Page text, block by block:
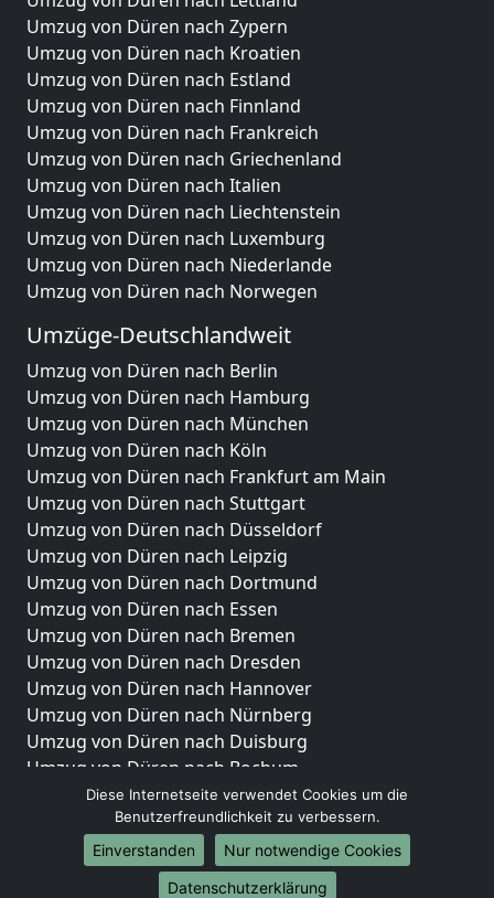
Umzug von Düren nach Zypern
Umzug von Düren nach Kroatien
Umzug von Düren nach Estland
Umzug von Düren nach Finnland
Umzug von Düren nach Frankreich
Umzug von Düren nach Griechenland
Umzug von Düren nach Italien
Umzug von Düren nach Liechtenstein
Umzug von Düren nach Luxemburg
Umzug von Düren nach Niederlande
Umzug von Düren nach Norwegen
Umzüge-Deutschlandweit
Umzug von Düren nach Berlin
Umzug von Düren nach Hamburg
Umzug von Düren nach München
Umzug von Düren nach Köln
Umzug von Düren nach Frankfurt am Main
Umzug von Düren nach Stuttgart
Umzug von Düren nach Düsseldorf
Umzug von Düren nach Leipzig
Umzug von Düren nach Dortmund
Umzug von Düren nach Essen
Umzug von Düren nach Bremen
Umzug von Düren nach Dresden
Umzug von Düren nach Hannover
Umzug von Düren nach Nürnberg
Umzug von Düren nach Duisburg
Umzug von Düren nach Bochum
Umzug von Düren nach Wuppertal
Umzug von Düren nach Bielefeld
Umzug von Düren nach Bonn
Umzug von Düren nach Münster
Diese Internetseite verwendet Cookies um die
Benutzerfreundlichkeit zu verbessern.
Einverstanden
Nur notwendige Cookies
Datenschutzerklärung